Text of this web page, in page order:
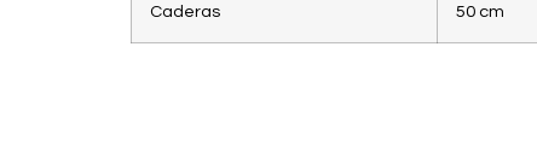
Caderas 50 cm